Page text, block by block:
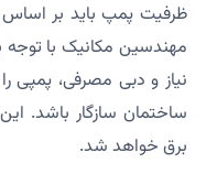
ظرفیت پمپ باید بر
مهندسین مکانیک با توجه
نیاز و دبی مصرفی، پمپی
ساختمان سازگار باشد.
برق خواهد شد.